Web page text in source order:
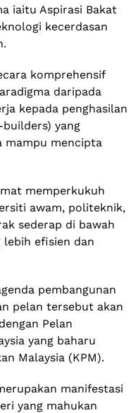
iaitu Aspirasi Bakat
kecerdasan
komprehensif
daripada
kepada penghasilan
yang
mampu mencipta
memperkukuh
awam, politeknik,
sederap di bawah
lebih efisien dan
pembangunan
pelan tersebut akan
Pelan
yang baharu
Malaysia (KPM).
manifestasi
yang mahukan